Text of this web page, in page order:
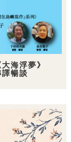
海浮夢》
暢談